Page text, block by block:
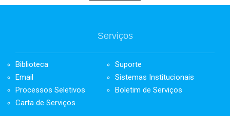
Serviços
Biblioteca
Suporte
Email
Sistemas Institucionais
Processos Seletivos
Boletim de Serviços
Carta de Serviços